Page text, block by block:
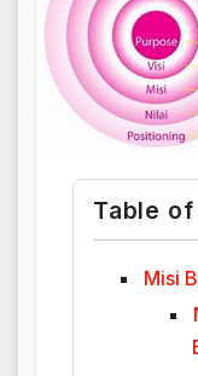
Table
Misi